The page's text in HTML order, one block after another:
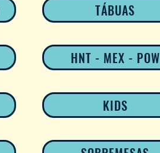
TÁBUAS
HNT - MEX - POW
KIDS